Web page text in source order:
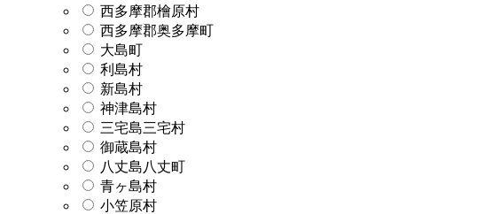
西多摩郡檜原村
西多摩郡奥多摩町
大島町
利島村
新島村
神津島村
三宅島三宅村
御蔵島村
八丈島八丈町
青ヶ島村
小笠原村